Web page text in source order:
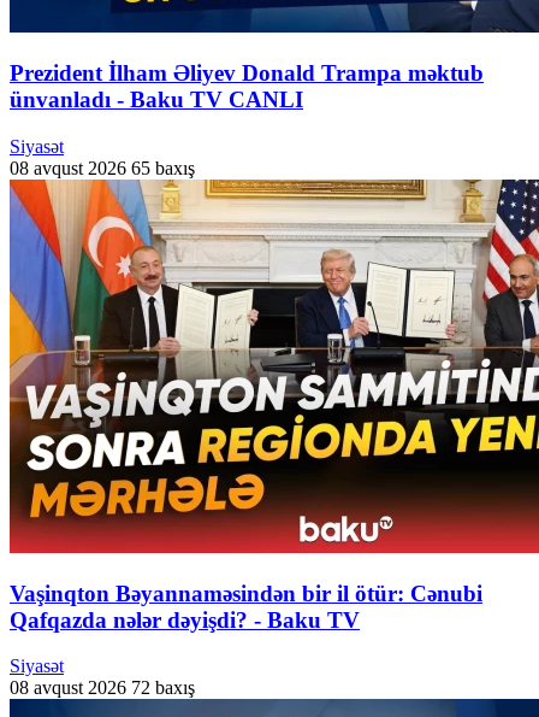
Prezident İlham Əliyev Donald Trampa məktub
ünvanladı - Baku TV CANLI
Siyasət
08 avqust 2026 65 baxış
Vaşinqton Bəyannaməsindən bir il ötür: Cənubi
Qafqazda nələr dəyişdi? - Baku TV
Siyasət
08 avqust 2026 72 baxış